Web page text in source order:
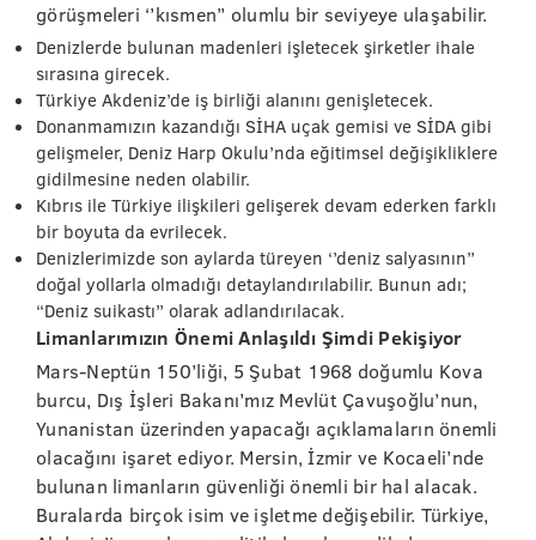
görüşmeleri ‘’kısmen’’ olumlu bir seviyeye ulaşabilir.
Denizlerde bulunan madenleri işletecek şirketler ihale
sırasına girecek.
Türkiye Akdeniz’de iş birliği alanını genişletecek.
Donanmamızın kazandığı SİHA uçak gemisi ve SİDA gibi
gelişmeler, Deniz Harp Okulu’nda eğitimsel değişikliklere
gidilmesine neden olabilir.
Kıbrıs ile Türkiye ilişkileri gelişerek devam ederken farklı
bir boyuta da evrilecek.
Denizlerimizde son aylarda türeyen ‘’deniz salyasının’’
doğal yollarla olmadığı detaylandırılabilir. Bunun adı;
“Deniz suikastı” olarak adlandırılacak.
Limanlarımızın Önemi Anlaşıldı Şimdi Pekişiyor
Mars-Neptün 150’liği, 5 Şubat 1968 doğumlu Kova
burcu, Dış İşleri Bakanı’mız Mevlüt Çavuşoğlu’nun,
Yunanistan üzerinden yapacağı açıklamaların önemli
olacağını işaret ediyor. Mersin, İzmir ve Kocaeli’nde
bulunan limanların güvenliği önemli bir hal alacak.
Buralarda birçok isim ve işletme değişebilir. Türkiye,